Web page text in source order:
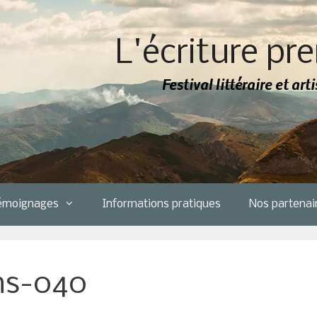
L'écriture
Festival littéraire et
Informations pratiques Nos
040